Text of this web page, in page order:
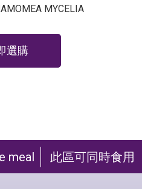
MYCELIA
選購
meal 此區可同時食用